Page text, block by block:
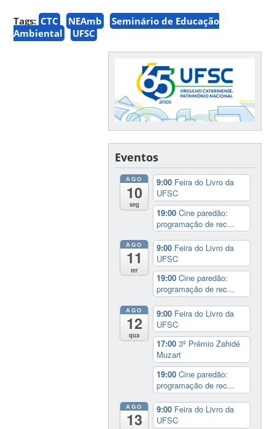
Tags: CTC NEAmb
Seminário de Educação
Ambiental
UFSC
Eventos
AGO
10
seg
9:00 Feira do Livro da
UFSC
19:00Cine paredão:
programação de rec...
AGO
11
ter
9:00 Feira do Livro da
UFSC
19:00Cine paredão:
programação de rec...
AGO
12
qua
9:00 Feira do Livro da
UFSC
17:003º Prêmio Zahidé
Muzart
19:00Cine paredão:
programação de rec...
AGO
13
9:00 Feira do Livro da
UFSC